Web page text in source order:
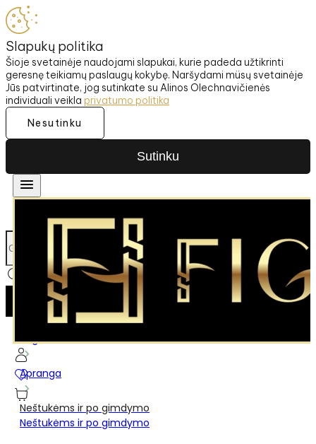
Slapukų politika
Šioje svetainėje naudojami slapukai, kurie padeda užtikrinti
geresnę teikiamų paslaugų kokybę. Naršydami müsų svetainėje
Jūs patvirtinate, jog sutinkate su Alinos Olechnavičienės
individuali veikla privatumo politika
Nesutinku
Sutinku
Pagrindinis
Apranga
Neštukėms ir po gimdymo
Neštukėms ir po gimdymo